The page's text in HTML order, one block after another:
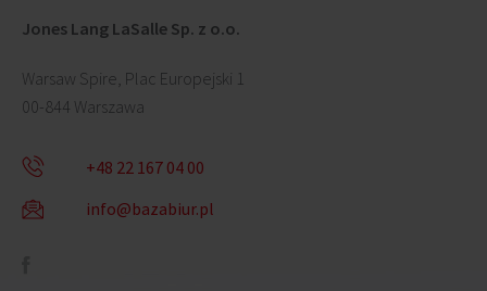
Jones Lang LaSalle Sp. z o.o.
Warsaw Spire, Plac Europejski 1
00-844 Warszawa
+48 22 167 04 00
info@bazabiur.pl